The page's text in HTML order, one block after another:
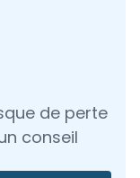
de perte
conseil